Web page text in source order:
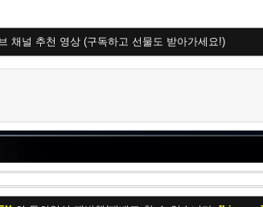
채널 추천 영상 (구독하고 선물도 받아가세요!)